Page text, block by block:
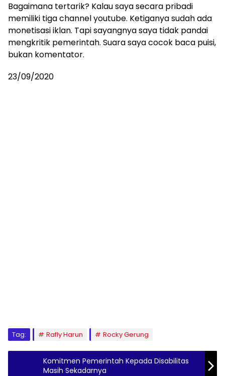
Bagaimana tertarik? Kalau saya secara pribadi
memiliki tiga channel youtube. Ketiganya sudah ada
monetisasi iklan. Tapi sayangnya saya tidak pandai
mengkritik pemerintah. Suara saya cocok baca puisi,
bukan komentator.
23/09/2020
Tag: Rafly Harun Rocky Gerung
Komitmen Pemerintah Kepada Disabilitas
Masih Sekadarnya